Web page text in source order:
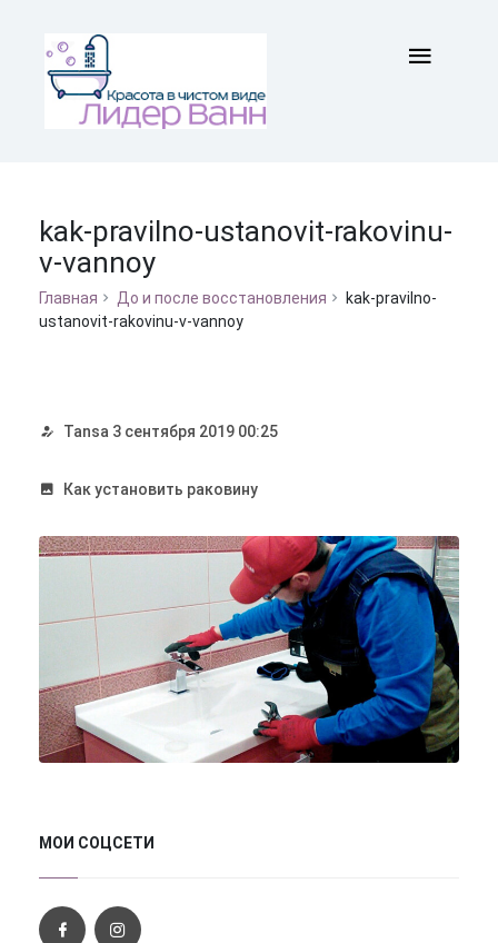
kak-pravilno-ustanovit-rakovinu-
v-vannoy
Главная До и после восстановления
kak-pravilno-
ustanovit-rakovinu-v-vannoy
Tansa 3 сентября 2019 00:25
Как установить раковину
МОИ СОЦСЕТИ